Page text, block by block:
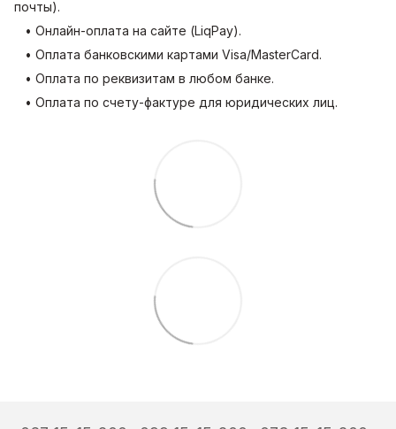
почты).
• Онлайн-оплата на сайте (LiqPay).
• Оплата банковскими картами Visa/MasterCard.
• Оплата по реквизитам в любом банке.
• Оплата по счету-фактуре для юридических лиц.